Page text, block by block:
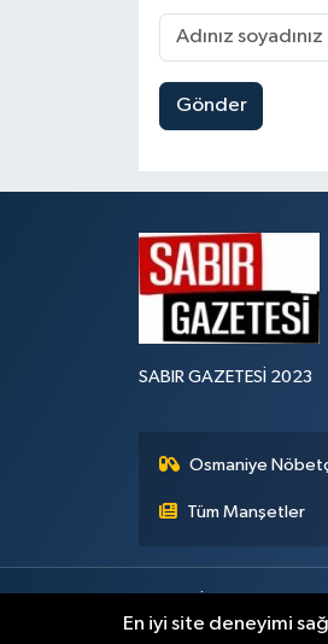
Gönder
SABIR GAZETESİ 2023
Osmaniye
Tüm Manşetler
En iyi site deneyimi